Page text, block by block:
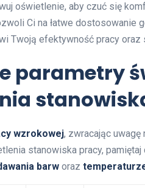
oświetlenie, aby czuć się
Ci na łatwe dostosowanie
Twoją efektywność pracy
parametry
wzrokowej, zwracając
stanowiska pracy,
barw oraz